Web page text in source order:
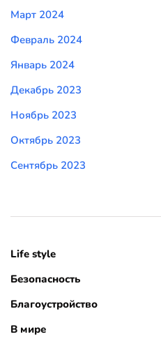
Март 2024
Февраль 2024
Январь 2024
Декабрь 2023
Ноябрь 2023
Октябрь 2023
Сентябрь 2023
Life style
Безопасность
Благоустройство
В мире